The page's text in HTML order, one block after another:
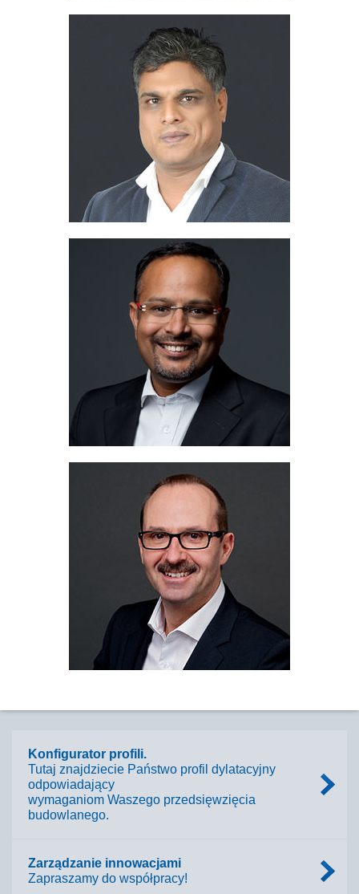
Aftab Khan
+91 900 461 7265
Adres e-mail:
aftab@migua.com
Dr. Kapil Singh
Country Head India & SAARC
+91 9811 938 409
Adres e-mail:
kapil@migua.com
Ralf Bell
+49 2058 774 31
+49 2058 774 931
+49 162 907 2243
Adres e-mail:
bell@migua.de
Konfigurator profili.
Tutaj znajdziecie Państwo profil dylatacyjny
odpowiadający
wymaganiom Waszego przedsięwzięcia
budowlanego.
Zarządzanie innowacjami
Zapraszamy do współpracy!